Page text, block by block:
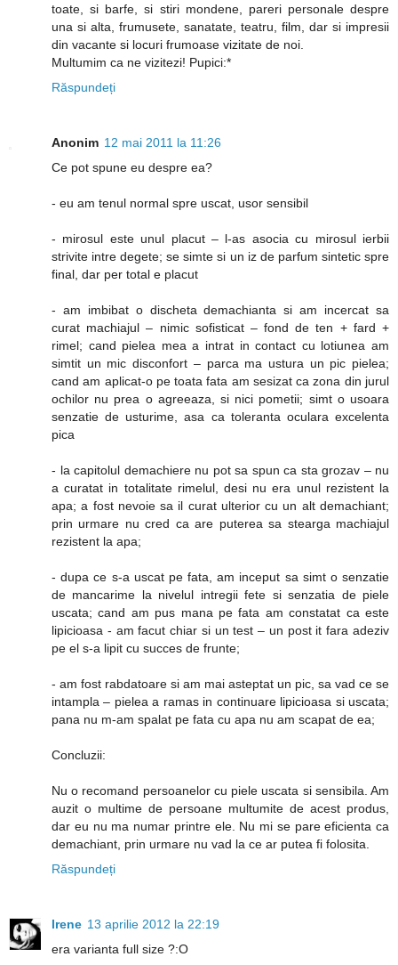
toate, si barfe, si stiri mondene, pareri personale despre
una si alta, frumusete, sanatate, teatru, film, dar si impresii
din vacante si locuri frumoase vizitate de noi.
Multumim ca ne vizitezi! Pupici:*
Răspundeți
Anonim 12 mai 2011 la 11:26
Ce pot spune eu despre ea?
- eu am tenul normal spre uscat, usor sensibil
- mirosul este unul placut – l-as asocia cu mirosul ierbii
strivite intre degete; se simte si un iz de parfum sintetic spre
final, dar per total e placut
- am imbibat o discheta demachianta si am incercat sa
curat machiajul – nimic sofisticat – fond de ten + fard +
rimel; cand pielea mea a intrat in contact cu lotiunea am
simtit un mic disconfort – parca ma ustura un pic pielea;
cand am aplicat-o pe toata fata am sesizat ca zona din jurul
ochilor nu prea o agreeaza, si nici pometii; simt o usoara
senzatie de usturime, asa ca toleranta oculara excelenta
pica
- la capitolul demachiere nu pot sa spun ca sta grozav – nu
a curatat in totalitate rimelul, desi nu era unul rezistent la
apa; a fost nevoie sa il curat ulterior cu un alt demachiant;
prin urmare nu cred ca are puterea sa stearga machiajul
rezistent la apa;
- dupa ce s-a uscat pe fata, am inceput sa simt o senzatie
de mancarime la nivelul intregii fete si senzatia de piele
uscata; cand am pus mana pe fata am constatat ca este
lipicioasa - am facut chiar si un test – un post it fara adeziv
pe el s-a lipit cu succes de frunte;
- am fost rabdatoare si am mai asteptat un pic, sa vad ce se
intampla – pielea a ramas in continuare lipicioasa si uscata;
pana nu m-am spalat pe fata cu apa nu am scapat de ea;
Concluzii:
Nu o recomand persoanelor cu piele uscata si sensibila. Am
auzit o multime de persoane multumite de acest produs,
dar eu nu ma numar printre ele. Nu mi se pare eficienta ca
demachiant, prin urmare nu vad la ce ar putea fi folosita.
Răspundeți
Irene 13 aprilie 2012 la 22:19
era varianta full size ?:O